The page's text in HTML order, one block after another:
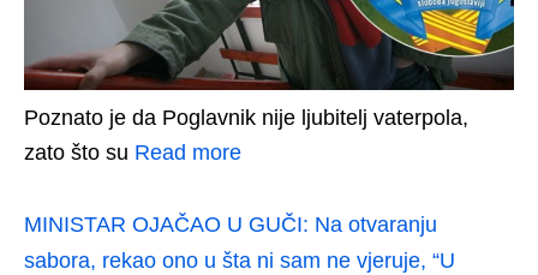
Poznato je da Poglavnik nije ljubitelj vaterpola,
zato što su Read more
MINISTAR OJAČAO U GUČI: Na otvaranju
sabora, rekao ono u šta ni sam ne vjeruje, “U